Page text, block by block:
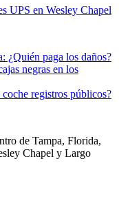
UPS en Wesley Chapel
¿Quién paga los daños?
negras en los
registros públicos?
de Tampa, Florida,
Chapel y Largo